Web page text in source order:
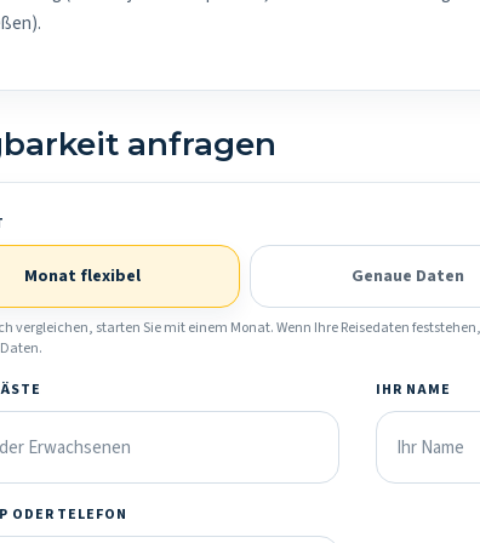
anfragen
Monat flexibel Genaue Daten
vergleichen, starten Sie mit einem Monat. Wenn Ihre Reisedaten
IHR NAME
ODER TELEFON